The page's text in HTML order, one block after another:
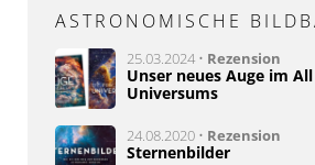
ASTRONOMISCHE
25.03.2024 • Rezension
Unser neues Auge im
Universums
24.08.2020 • Rezension
Sternenbilder